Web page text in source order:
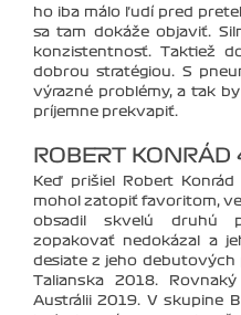
ho iba málo ľudí pred
sa tam dokáže objaviť.
konzistentnosť. Taktiež
dobrou stratégiou. S
výrazné problémy, a tak
príjemne prekvapiť.
ROBERT KONRÁD
Keď prišiel Robert
mohol zatopiť favoritom,
obsadil skvelú druhú
zopakovať nedokázal a
desiate z jeho debutových
Talianska 2018.
Austrálii 2019. V skupine